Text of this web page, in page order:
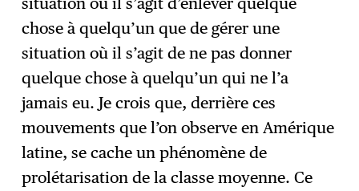
chose à quelqu’un que de gérer une
situation où il s’agit de ne pas donner
quelque chose à quelqu’un qui ne l’a
jamais eu. Je crois que, derrière ces
mouvements que l’on observe en Amérique
latine, se cache un phénomène de
prolétarisation de la classe moyenne. Ce